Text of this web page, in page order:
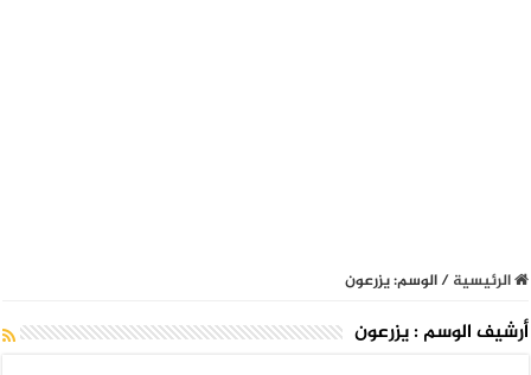
الرئيسية/الوسم:يزرعون
أرشيف الوسم :يزرعون